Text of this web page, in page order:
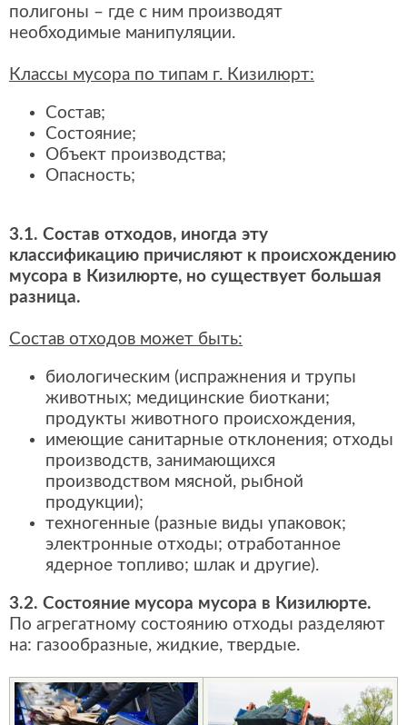
полигоны – где с ним производят
необходимые манипуляции.
Классы мусора по типам г. Кизилюрт:
Состав;
Состояние;
Объект производства;
Опасность;
3.1. Состав отходов, иногда эту
классификацию причисляют к происхождению
мусора в Кизилюрте, но существует большая
разница.
Состав отходов может быть:
биологическим (испражнения и трупы
животных; медицинские биоткани;
продукты животного происхождения,
имеющие санитарные отклонения; отходы
производств, занимающихся
производством мясной, рыбной
продукции);
техногенные (разные виды упаковок;
электронные отходы; отработанное
ядерное топливо; шлак и другие).
3.2. Состояние мусора мусора в Кизилюрте.
По агрегатному состоянию отходы разделяют
на: газообразные, жидкие, твердые.